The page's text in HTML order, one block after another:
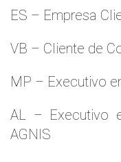
ES – Empresa
VB – Cliente de
MP – Executivo
AL – Executivo
AGNIS